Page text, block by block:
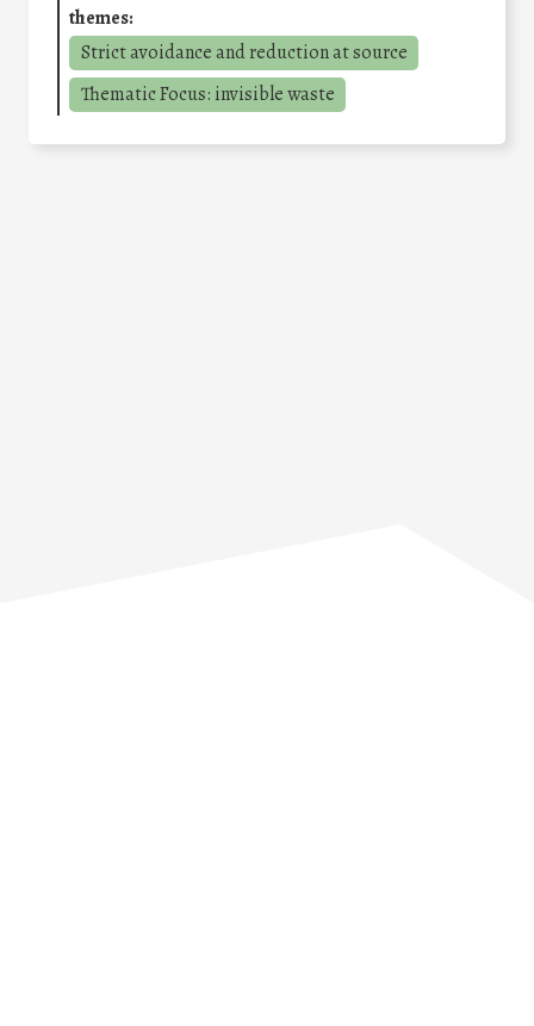
themes:
Strict avoidance and reduction at source
Thematic Focus: invisible waste